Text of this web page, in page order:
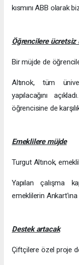
kısmını ABB olarak
Öğrencilere ücretsiz
Bir müjde de
Altınok, tüm
yapılacağını
öğrencisine de
Emeklilere müjde
Turgut Altınok,
Yapılan çalışma
emeklilerin Ankart'ına
Destek artacak
Çiftçilere özel proje